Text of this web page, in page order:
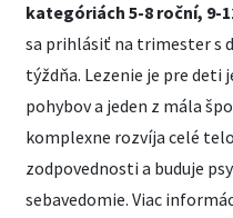
kategóriách 5-8 roční, 9-
sa prihlásiť na trimester s
týždňa. Lezenie je pre deti
pohybov a jeden z mála
komplexne rozvíja celé
zodpovednosti a buduje
sebavedomie. Viac